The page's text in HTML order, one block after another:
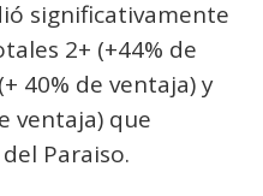
significativamente
2+ (+44% de
40% de ventaja) y
ventaja) que
Paraiso.